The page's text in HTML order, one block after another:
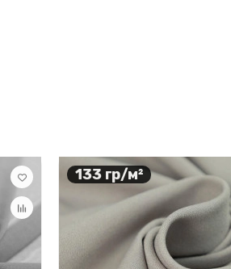
133 гр/м²